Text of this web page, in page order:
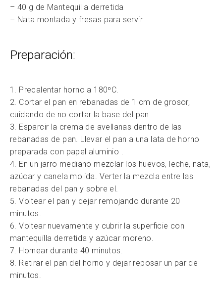
– 40 g de Mantequilla derretida
– Nata montada y fresas para servir
Preparación:
1. Precalentar horno a 180ºC.
2. Cortar el pan en rebanadas de 1 cm de grosor,
cuidando de no cortar la base del pan.
3. Esparcir la crema de avellanas dentro de las
rebanadas de pan. Llevar el pan a una lata de horno
preparada con papel aluminio .
4. En un jarro mediano mezclar los huevos, leche, nata,
azúcar y canela molida. Verter la mezcla entre las
rebanadas del pan y sobre el.
5. Voltear el pan y dejar remojando durante 20
minutos.
6. Voltear nuevamente y cubrir la superficie con
mantequilla derretida y azúcar moreno.
7. Hornear durante 40 minutos.
8. Retirar el pan del horno y dejar reposar un par de
minutos.